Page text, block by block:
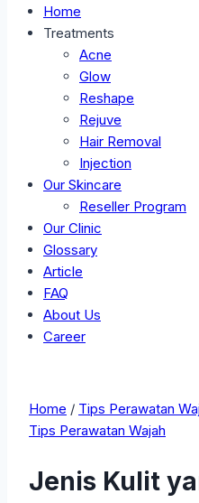
Home
Treatments
Acne
Glow
Reshape
Rejuve
Hair Removal
Injection
Our Skincare
Reseller Program
Our Clinic
Glossary
Article
FAQ
About Us
Career
Home / Tips Perawatan
Tips Perawatan Wajah
Jenis Kulit